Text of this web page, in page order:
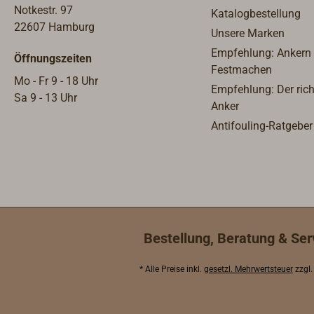
Notkestr. 97
22607 Hamburg
Öffnungszeiten
Mo - Fr 9 - 18 Uhr
Sa 9 - 13 Uhr
Katalogbestellung
Unsere Marken
Empfehlung: Ankern
Festmachen
Empfehlung: Der
Anker
Antifouling-Ratgeber
Bestellung, Beratung &
* Alle Preise inkl. gesetzl. Mehrwertsteuer zzgl.